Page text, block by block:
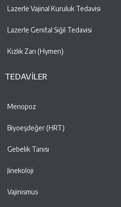
Lazerle Vajinal Kuruluk Tedavisi
Lazerle Genital Siğil Tedavisi
Kızlık Zarı (Hymen)
TEDAVİLER
Menopoz
Biyoeşdeğer (HRT)
Gebelik Tanısı
Jinekoloji
Vajinismus